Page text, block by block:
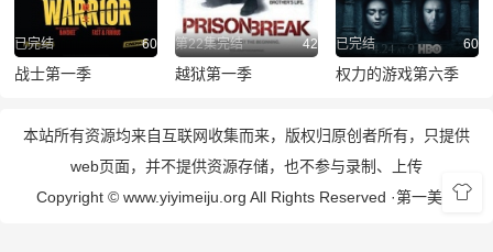
已完结 60
战士第一季
第22集完结 42
越狱第一季
已完结 60
权力的游戏第六季
本站所有资源均来自互联网收集而来，版权归原创者所有，只提供
web页面，并不提供资源存储，也不参与录制、上传
Copyright © www.yiyimeiju.org All Rights Reserved ·第一美剧